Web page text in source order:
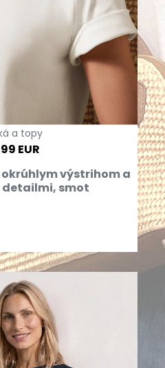
a topy
EUR
okrúhlym výstrihom a
smot